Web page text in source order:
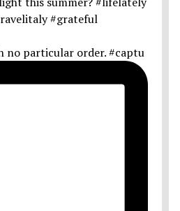
no particular order. #captu